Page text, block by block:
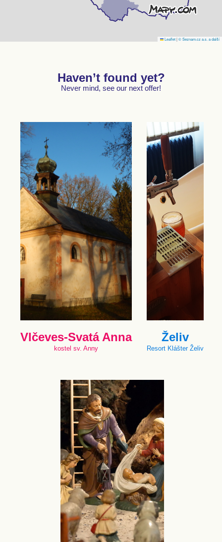
Leaflet|© Seznam.cz a.s. a další
Haven’t found yet?
Never mind, see our next offer!
Vlčeves-Svatá Anna
kostel sv. Anny
Želiv
Resort Klášter Želiv